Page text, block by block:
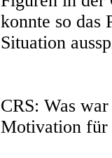
konnte so das
Situation
CRS: Was
Motivation für